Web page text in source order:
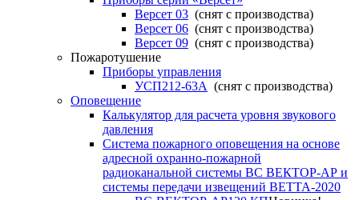
Версет 03 (снят с производства)
Версет 06 (снят с производства)
Версет 09 (снят с производства)
Пожаротушение
Приборы управления
УСП212-63А (снят с производства)
Оповещение
Калькулятор для расчета уровня звукового
давления
Система пожарного оповещения на основе
адресной охранно-пожарной
радиоканальной системы ВС ВЕКТОР-АР и
системы передачи извещений ВЕТТА-2020